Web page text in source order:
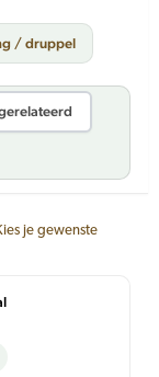
/ druppel
je gewenste